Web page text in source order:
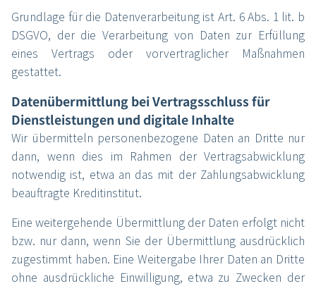
Grundlage für die Datenverarbeitung ist Art. 6 Abs. 1 lit. b
DSGVO, der die Verarbeitung von Daten zur Erfüllung
eines Vertrags oder vorvertraglicher Maßnahmen
gestattet.
Datenübermittlung bei Vertragsschluss für
Dienstleistungen und digitale Inhalte
Wir übermitteln personenbezogene Daten an Dritte nur
dann, wenn dies im Rahmen der Vertragsabwicklung
notwendig ist, etwa an das mit der Zahlungsabwicklung
beauftragte Kreditinstitut.
Eine weitergehende Übermittlung der Daten erfolgt nicht
bzw. nur dann, wenn Sie der Übermittlung ausdrücklich
zugestimmt haben. Eine Weitergabe Ihrer Daten an Dritte
ohne ausdrückliche Einwilligung, etwa zu Zwecken der